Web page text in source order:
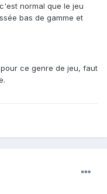
normal que le jeu
bas de gamme et
ce genre de jeu, faut